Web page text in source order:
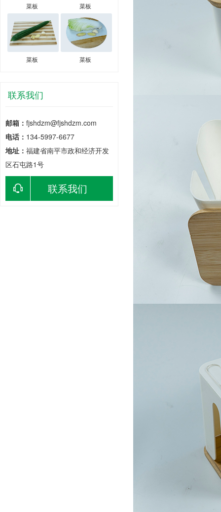
菜板 菜板
菜板 菜板
联系我们
邮箱： fjshdzm@fjshdzm.com
电话： 134-5997-6677
地址： 福建省南平市政和经济开发
区石屯路1号
联系我们